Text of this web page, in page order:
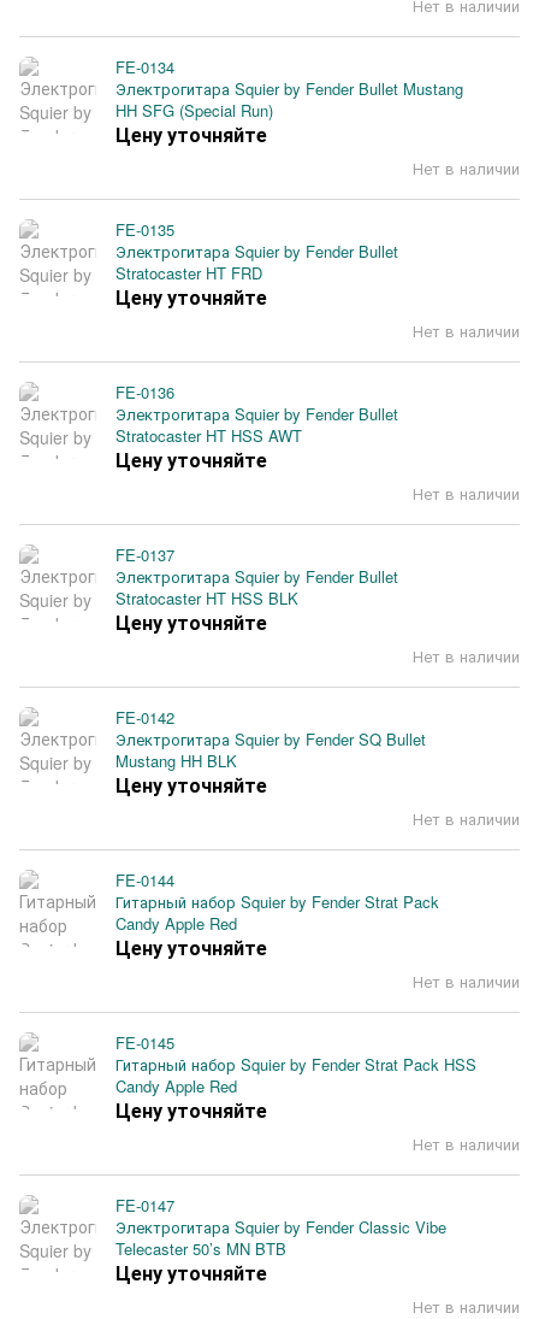
Нет в наличии
FE-0134
Электрогитара Squier by Fender Bullet Mustang
HH SFG (Special Run)
Нет в наличии
Цену уточняйте
FE-0135
Электрогитара Squier by Fender Bullet
Stratocaster HT FRD
Нет в наличии
Цену уточняйте
FE-0136
Электрогитара Squier by Fender Bullet
Stratocaster HT HSS AWT
Нет в наличии
Цену уточняйте
FE-0137
Электрогитара Squier by Fender Bullet
Stratocaster HT HSS BLK
Нет в наличии
Цену уточняйте
FE-0142
Электрогитара Squier by Fender SQ Bullet
Mustang HH BLK
Нет в наличии
Цену уточняйте
FE-0144
Гитарный набор Squier by Fender Strat Pack
Candy Apple Red
Нет в наличии
Цену уточняйте
FE-0145
Гитарный набор Squier by Fender Strat Pack HSS
Candy Apple Red
Нет в наличии
Цену уточняйте
FE-0147
Электрогитара Squier by Fender Classic Vibe
Telecaster 50’s MN BTB
Нет в наличии
Цену уточняйте